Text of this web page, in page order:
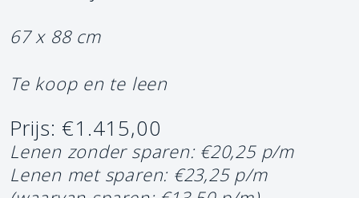
67 x 88 cm
Te koop en te leen
Prijs: €1.415,00
Lenen zonder sparen: €20,25 p/m
Lenen met sparen: €23,25 p/m